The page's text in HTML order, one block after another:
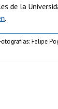
de la
.
Felipe